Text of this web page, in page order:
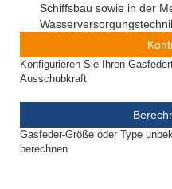
Schiffsbau sowie in der
Konfigurieren Sie Ihren
Ausschubkraft
Gasfeder-Größe oder Type
berechnen